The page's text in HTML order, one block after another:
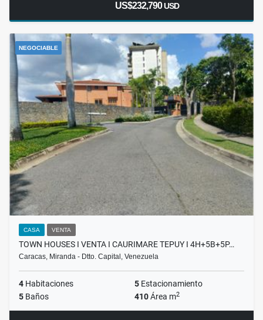
US$232,790USD
NEGOCIABLE
CASA VENTA
TOWN HOUSES I VENTA I CAURIMARE TEPUY I 4H+5B+5P…
Caracas, Miranda - Dtto. Capital, Venezuela
4 Habitaciones 5 Estacionamiento
5 Baños 410Área m2